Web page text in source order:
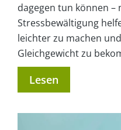
dagegen tun können –
Stressbewältigung
leichter zu machen
Gleichgewicht zu
Lesen